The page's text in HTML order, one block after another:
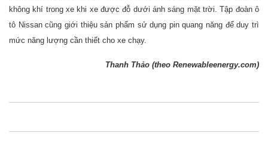
không khí trong xe khi xe được đỗ dưới ánh sáng mặt trời. Tập đoàn ô
tô Nissan cũng giới thiệu sản phẩm sử dụng pin quang năng để duy trì
mức năng lượng cần thiết cho xe chạy.
Thanh Thảo (theo Renewableenergy.com)